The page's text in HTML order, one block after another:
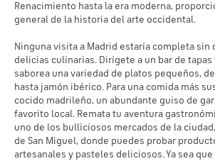
Renacimiento hasta la era moderna,
general de la historia del arte occidental.
Ninguna visita a Madrid estaría completa sin
delicias culinarias. Dirígete a un bar de
saborea una variedad de platos pequeños,
hasta jamón ibérico. Para una comida más
cocido madrileño, un abundante guiso de
favorito local. Remata tu aventura
uno de los bulliciosos mercados de la
de San Miguel, donde puedes probar
artesanales y pasteles deliciosos. Ya sea